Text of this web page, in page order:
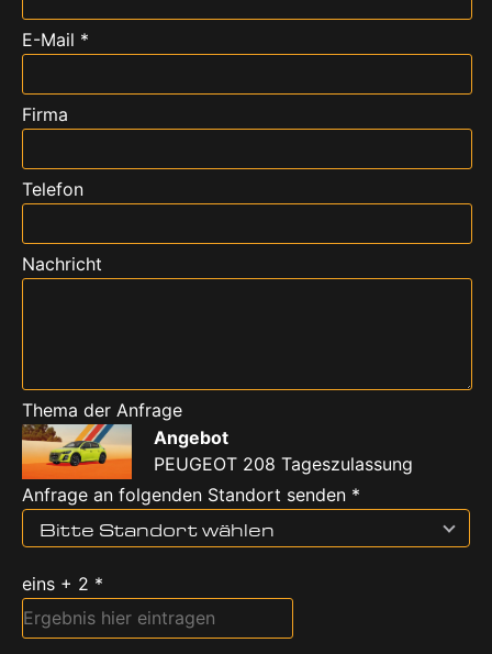
E-Mail *
Firma
Telefon
Nachricht
Thema der Anfrage
Angebot
PEUGEOT 208 Tageszulassung
Anfrage an folgenden Standort senden *
Bitte Standort wählen
eins + 2 *